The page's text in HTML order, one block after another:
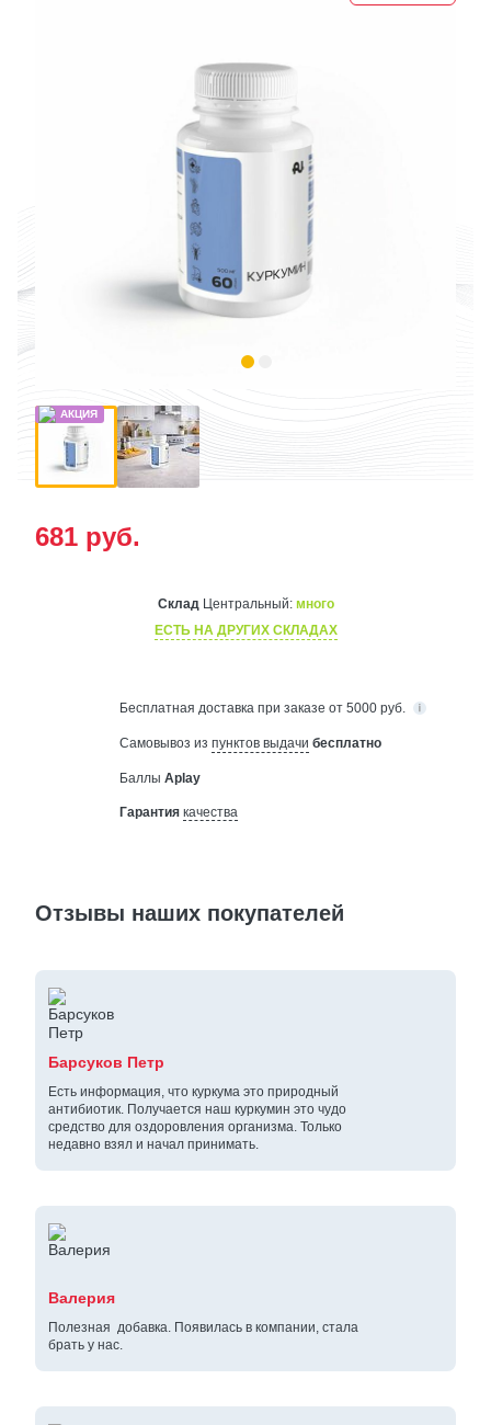
681 руб.
СкладЦентральный: много
ЕСТЬ НА ДРУГИХ СКЛАДАХ
Бесплатная доставка при заказе от 5000 руб.
Самовывоз из пунктов выдачи бесплатно
Баллы Aplay
Гарантия качества
Отзывы наших покупателей
Барсуков Петр
Есть информация, что куркума это природный
антибиотик. Получается наш куркумин это чудо
средство для оздоровления организма. Только
недавно взял и начал принимать.
Валерия
Полезная добавка. Появилась в компании, стала
брать у нас.